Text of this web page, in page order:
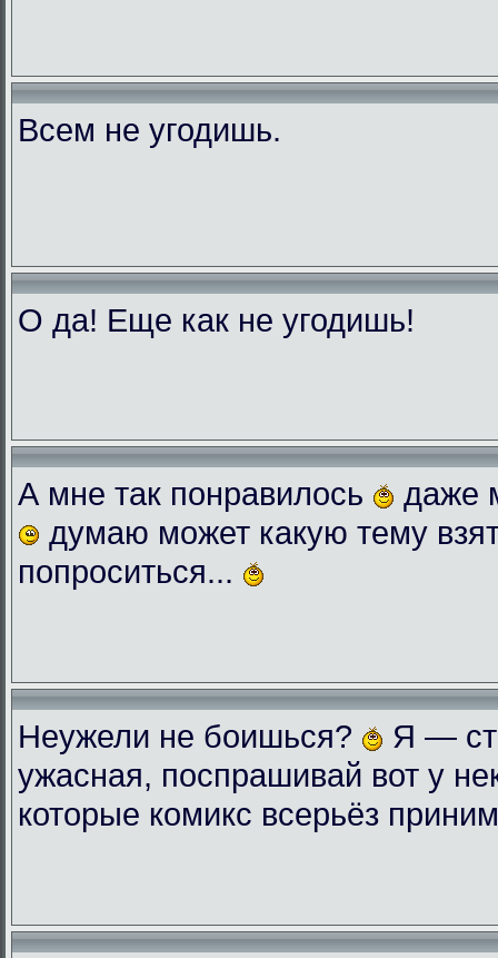
Всем не угодишь.
О да! Еще как не угодишь!
А мне так понравилось
даже
думаю может какую тему
попроситься...
Неужели не боишься?
Я —
ужасная, поспрашивай вот у
которые комикс всерьёз